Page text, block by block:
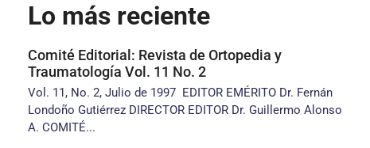
Lo más reciente
Comité Editorial: Revista de Ortopedia y
Traumatología Vol. 11 No. 2
Vol. 11, No. 2, Julio de 1997 EDITOR EMÉRITO Dr. Fernán
Londoño Gutiérrez DIRECTOR EDITOR Dr. Guillermo Alonso
A. COMITÉ...